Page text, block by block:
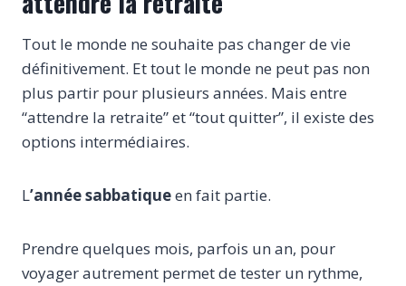
Tout le monde ne souhaite pas changer de vie
définitivement. Et tout le monde ne peut pas non
plus partir pour plusieurs années. Mais entre
“attendre la retraite” et “tout quitter”, il existe des
options intermédiaires.
L’année sabbatiqueen fait partie.
Prendre quelques mois, parfois un an, pour
voyager autrement permet de tester un rythme,